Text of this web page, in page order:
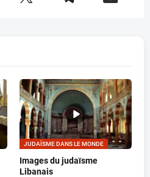
JUDAÏSME DANS LE MONDE
Images du judaïsme
Libanais